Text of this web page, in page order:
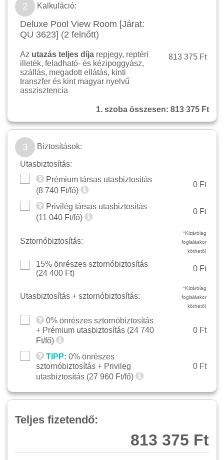
2 Kalkuláció:
Deluxe Pool View Room [Járat:
QU 3623] (2 felnőtt)
Az utazás teljes díja repjegy, reptéri
illeték, feladható- és kézipoggyász,
szállás, megadott ellátás, kinti
transzfer és kint magyar nyelvű
asszisztencia
813 375 Ft
1. szoba összesen: 813 375 Ft
3 Biztosítások:
Utasbiztosítás:
Prémium társas utasbiztosítás
(8 740 Ft/fő)
0 Ft
Privilég társas utasbiztosítás
(11 040 Ft/fő)
0 Ft
Sztornóbiztosítás:
*Kizárólag
foglaláskor
köthető!
15% önrészes sztornóbiztosítás
(24 400 Ft)
0 Ft
Utasbiztosítás + sztornóbiztosítás:
*Kizárólag
foglaláskor
köthető!
0% önrészes sztornóbiztosítás
+ Prémium utasbiztosítás (24 740
Ft/fő)
0 Ft
TIPP: 0% önrészes
sztornóbiztosítás + Privileg
utasbiztosítás (27 960 Ft/fő)
0 Ft
Teljes fizetendő:
813 375 Ft